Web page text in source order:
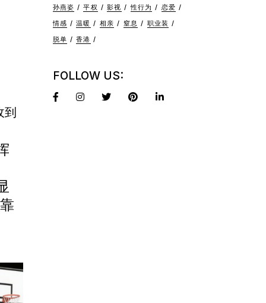
到
孙燕姿
平权 影视 性行为
恋爱
情感
温暖 相亲 窒息
职业装
脱单
香港
FOLLOW US: